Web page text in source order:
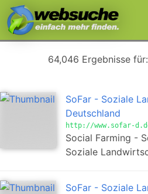
64,046 Ergebnisse für:
SoFar - Soziale
Deutschland
http://www.sofar-
Social Farming -
Soziale
SoFar - Soziale